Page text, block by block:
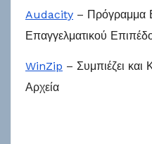
Audacity – Πρόγραμμα
Επαγγελματικού
WinZip – Συμπιέζει
Αρχεία